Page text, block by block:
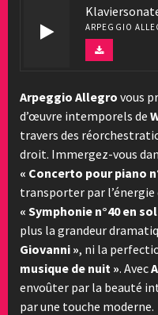
ARPEGGIO
Arpeggio Allegro vous
d’œuvre intemporels de
travers des
droit. Immergez-vous
« Concerto pour piano
transporter par
« Symphonie n°40 en
plus la grandeur
Giovanni », ni la
musique de nuit ». Avec
envoûter par la beauté
par une touche moderne.